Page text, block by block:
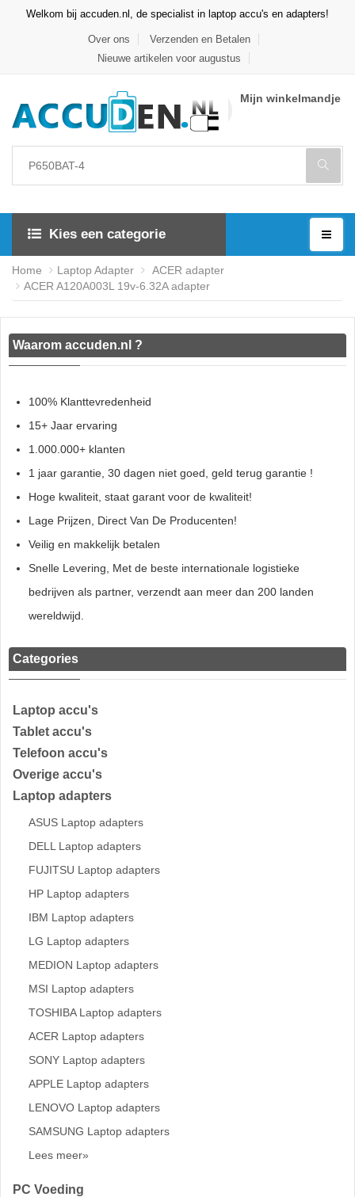
Welkom bij accuden.nl, de specialist in laptop accu's en adapters!
Over ons
Verzenden en Betalen
Nieuwe artikelen voor augustus
Mijn winkelmandje
Kies een categorie
Home Laptop Adapter
ACER adapter
ACER A120A003L 19v-6.32A adapter
Waarom accuden.nl ?
100% Klanttevredenheid
15+ Jaar ervaring
1.000.000+ klanten
1 jaar garantie, 30 dagen niet goed, geld terug garantie !
Hoge kwaliteit, staat garant voor de kwaliteit!
Lage Prijzen, Direct Van De Producenten!
Veilig en makkelijk betalen
Snelle Levering, Met de beste internationale logistieke
bedrijven als partner, verzendt aan meer dan 200 landen
wereldwijd.
Categories
Laptop accu's
Tablet accu's
Telefoon accu's
Overige accu's
Laptop adapters
ASUS Laptop adapters
DELL Laptop adapters
FUJITSU Laptop adapters
HP Laptop adapters
IBM Laptop adapters
LG Laptop adapters
MEDION Laptop adapters
MSI Laptop adapters
TOSHIBA Laptop adapters
ACER Laptop adapters
SONY Laptop adapters
APPLE Laptop adapters
LENOVO Laptop adapters
SAMSUNG Laptop adapters
Lees meer»
PC Voeding